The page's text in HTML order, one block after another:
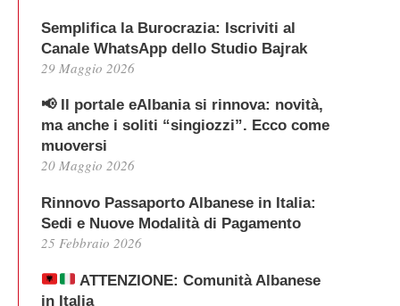
Semplifica la Burocrazia: Iscriviti al
Canale WhatsApp dello Studio Bajrak
29 Maggio 2026
📢 Il portale eAlbania si rinnova: novità,
ma anche i soliti “singiozzi”. Ecco come
muoversi
20 Maggio 2026
Rinnovo Passaporto Albanese in Italia:
Sedi e Nuove Modalità di Pagamento
25 Febbraio 2026
ATTENZIONE: Comunità Albanese
in Italia